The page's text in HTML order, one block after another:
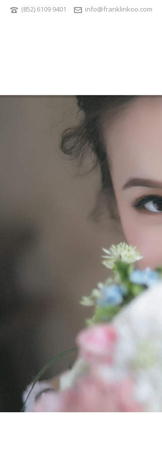
(852) 6109 9401 info@franklinkoo.com